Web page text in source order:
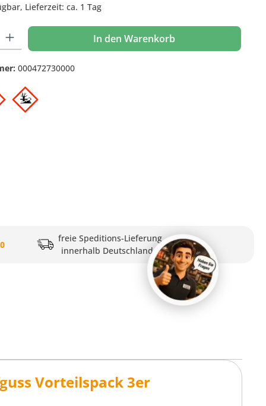
Lieferzeit: ca. 1 Tag
Gib den gewünschten Wert ein oder benutze die Schaltflächen um die
In den Warenkorb
000472730000
freie Speditions-Lieferung
innerhalb Deutschlands
Vorteilspack 3er